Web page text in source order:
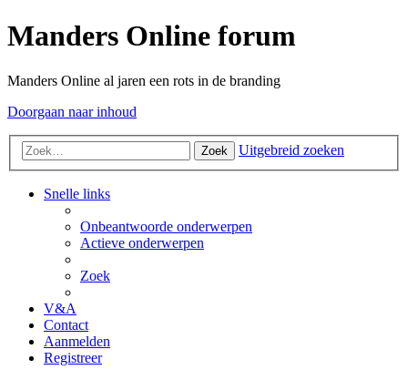
Manders Online forum
Manders Online al jaren een rots in de branding
Doorgaan naar inhoud
Zoek Uitgebreid zoeken
Snelle links
Onbeantwoorde onderwerpen
Actieve onderwerpen
Zoek
V&A
Contact
Aanmelden
Registreer